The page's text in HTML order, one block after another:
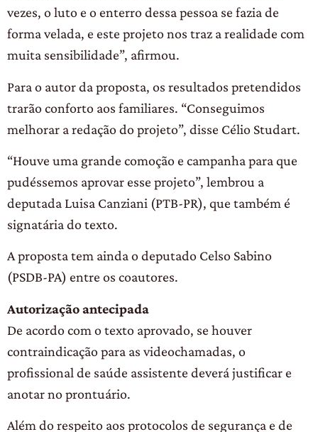
vezes, o luto e o enterro dessa pessoa se fazia de
forma velada, e este projeto nos traz a realidade com
muita sensibilidade”, afirmou.
Para o autor da proposta, os resultados pretendidos
trarão conforto aos familiares. “Conseguimos
melhorar a redação do projeto”, disse Célio Studart.
“Houve uma grande comoção e campanha para que
pudéssemos aprovar esse projeto”, lembrou a
deputada Luisa Canziani (PTB-PR), que também é
signatária do texto.
A proposta tem ainda o deputado Celso Sabino
(PSDB-PA) entre os coautores.
Autorização antecipada
De acordo com o texto aprovado, se houver
contraindicação para as videochamadas, o
profissional de saúde assistente deverá justificar e
anotar no prontuário.
Além do respeito aos protocolos de segurança e de